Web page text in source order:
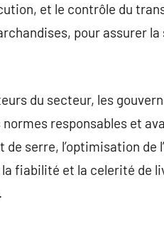
et le contrôle du
pour assurer
du secteur, les
responsables et
serre, l’optimisation de
fiabilité et la celerité de